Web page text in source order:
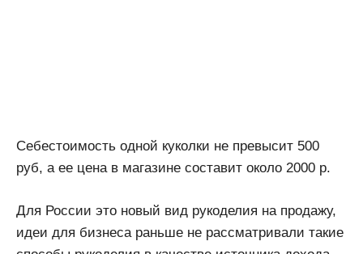
Себестоимость одной куколки не превысит 500
руб, а ее цена в магазине составит около 2000 р.
Для России это новый вид рукоделия на продажу,
идеи для бизнеса раньше не рассматривали такие